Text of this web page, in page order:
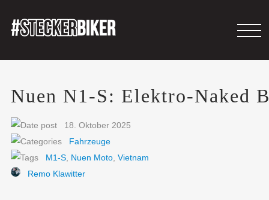
Nuen N1-S: Elektro-Naked
18. Oktober 2025
Fahrzeuge
M1-S Nuen Moto Vietnam
Remo Klawitter